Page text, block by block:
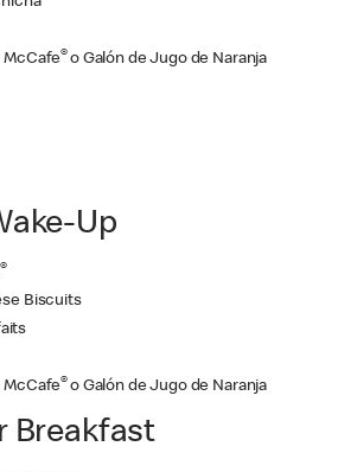
® o Galón de Jugo de Naranja
Up
®
Biscuits
® o Galón de Jugo de Naranja
Breakfast